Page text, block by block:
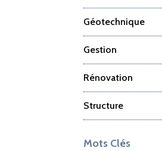
Géotechnique
Gestion
Rénovation
Structure
Mots Clés